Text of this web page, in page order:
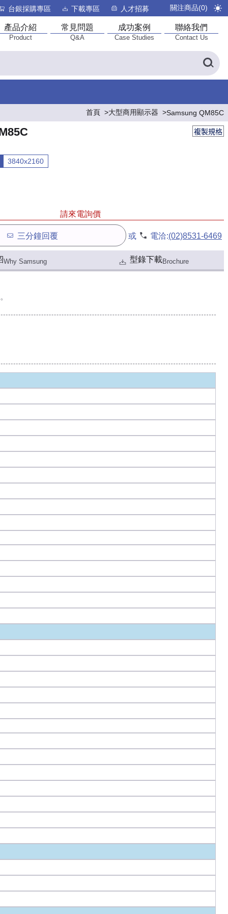
台銀採購專區 下載專區 人才招募 關注商品(0)
產品介紹
Product
常見問題
Q&A
成功案例
Case Studies
聯絡我們
Contact Us
首頁 大型商用顯示器 Samsung QM85C
複製規格
3840x2160
請來電詢價
三分鐘回覆 或 電洽:(02)8531-6469
Why Samsung 型錄下載Brochure